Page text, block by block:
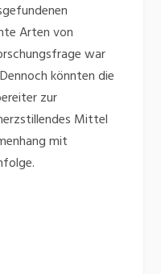
Arten von
war
könnten die
zur
Mittel
mit